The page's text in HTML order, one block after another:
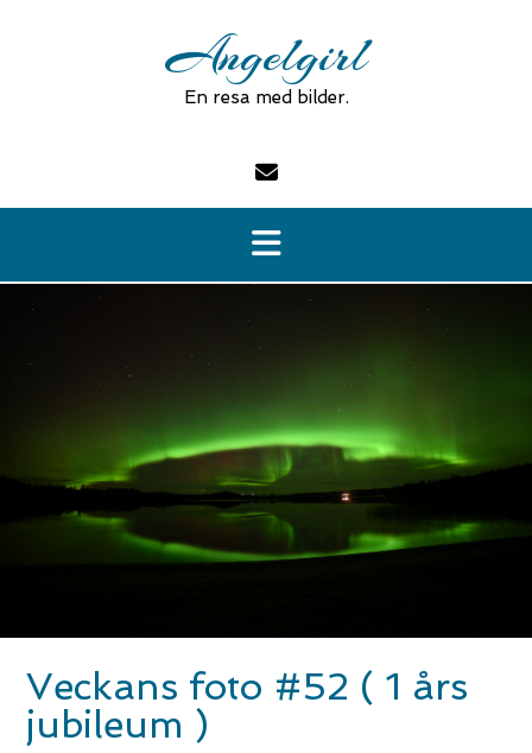
Angelgirl
En resa med bilder.
Veckans foto #52 ( 1 års
jubileum )